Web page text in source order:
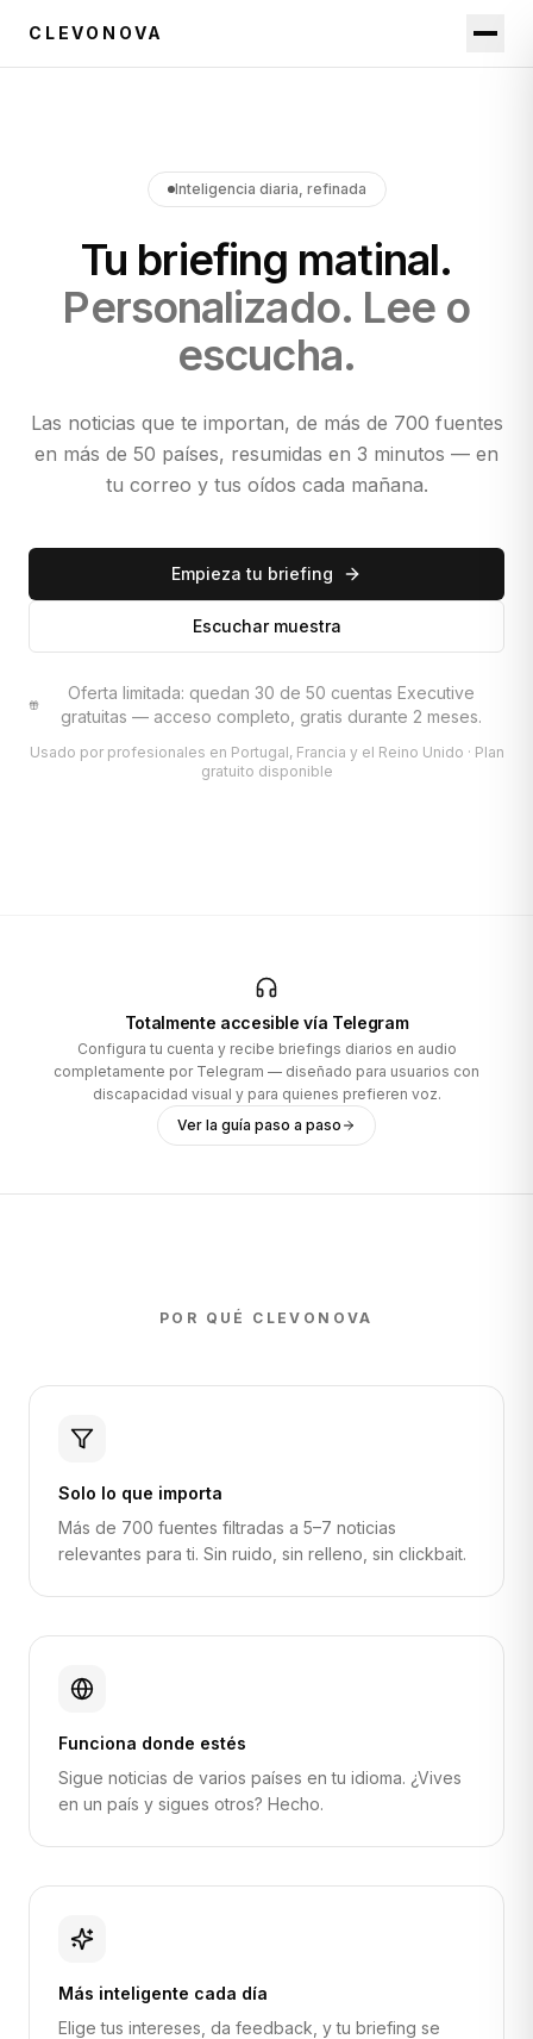
CLEVONOVA
Inteligencia diaria, refinada
Tu briefing matinal.
Personalizado. Lee o
escucha.
Las noticias que te importan, de más de 700 fuentes
en más de 50 países, resumidas en 3 minutos — en
tu correo y tus oídos cada mañana.
Empieza tu briefing
Escuchar muestra
Oferta limitada: quedan 30 de 50 cuentas Executive
gratuitas — acceso completo, gratis durante 2 meses.
Usado por profesionales en Portugal, Francia y el Reino Unido · Plan
gratuito disponible
Totalmente accesible vía Telegram
Configura tu cuenta y recibe briefings diarios en audio
completamente por Telegram — diseñado para usuarios con
discapacidad visual y para quienes prefieren voz.
Ver la guía paso a paso
POR QUÉ CLEVONOVA
Solo lo que importa
Más de 700 fuentes filtradas a 5–7 noticias
relevantes para ti. Sin ruido, sin relleno, sin clickbait.
Funciona donde estés
Sigue noticias de varios países en tu idioma. ¿Vives
en un país y sigues otros? Hecho.
Más inteligente cada día
Elige tus intereses, da feedback, y tu briefing se